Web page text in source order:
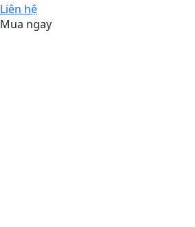
Liên hệ
Mua ngay